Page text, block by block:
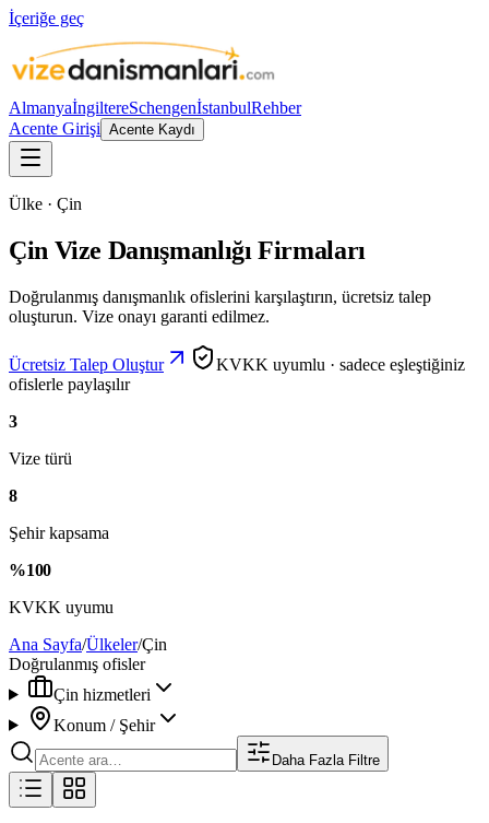
İçeriğe geç
AlmanyaİngiltereSchengenİstanbulRehber
Acente Girişi Acente Kaydı
Ülke · Çin
Çin Vize Danışmanlığı Firmaları
Doğrulanmış danışmanlık ofislerini karşılaştırın, ücretsiz talep
oluşturun. Vize onayı garanti edilmez.
Ücretsiz Talep Oluştur
KVKK uyumlu · sadece eşleştiğiniz
ofislerle paylaşılır
3
Vize türü
8
Şehir kapsama
%100
KVKK uyumu
Ana Sayfa/Ülkeler/Çin
Doğrulanmış ofisler
Çin hizmetleri
Konum / Şehir
Daha Fazla Filtre